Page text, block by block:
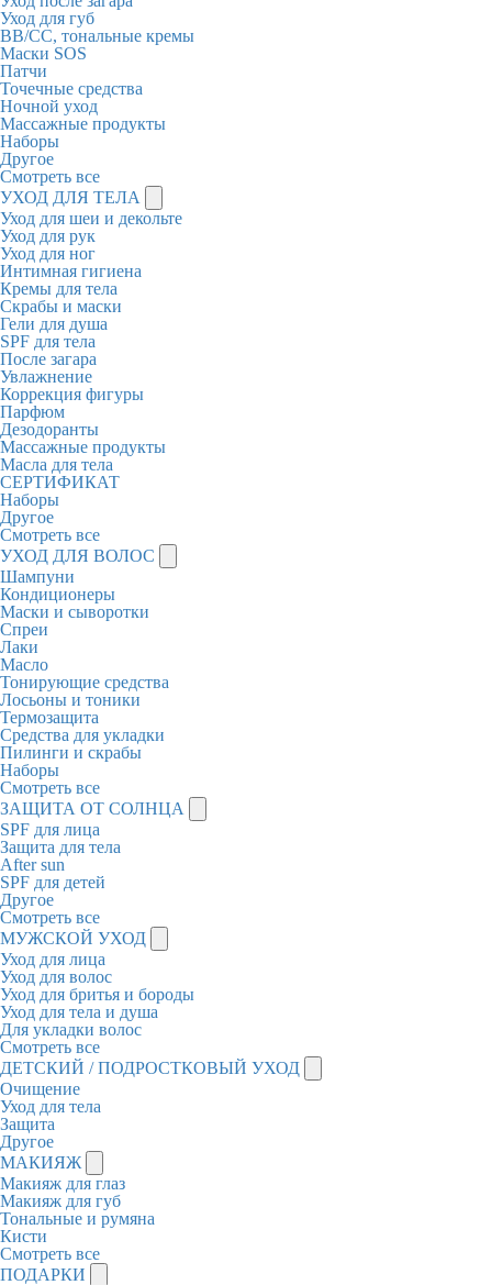
Уход для губ
BB/CC, тональные кремы
Маски SOS
Патчи
Точечные средства
Ночной уход
Массажные продукты
Наборы
Другое
Смотреть все
УХОД ДЛЯ ТЕЛА
Уход для шеи и декольте
Уход для рук
Уход для ног
Интимная гигиена
Кремы для тела
Скрабы и маски
Гели для душа
SPF для тела
После загара
Увлажнение
Коррекция фигуры
Парфюм
Дезодоранты
Массажные продукты
Масла для тела
СЕРТИФИКАТ
Наборы
Другое
Смотреть все
УХОД ДЛЯ ВОЛОС
Шампуни
Кондиционеры
Маски и сыворотки
Спреи
Лаки
Масло
Тонирующие средства
Лосьоны и тоники
Термозащита
Средства для укладки
Пилинги и скрабы
Наборы
Смотреть все
ЗАЩИТА ОТ СОЛНЦА
SPF для лица
Защита для тела
After sun
SPF для детей
Другое
Смотреть все
МУЖСКОЙ УХОД
Уход для лица
Уход для волос
Уход для бритья и бороды
Уход для тела и душа
Для укладки волос
Смотреть все
ДЕТСКИЙ / ПОДРОСТКОВЫЙ УХОД
Очищение
Уход для тела
Защита
Другое
МАКИЯЖ
Макияж для глаз
Макияж для губ
Тональные и румяна
Кисти
Смотреть все
ПОДАРКИ